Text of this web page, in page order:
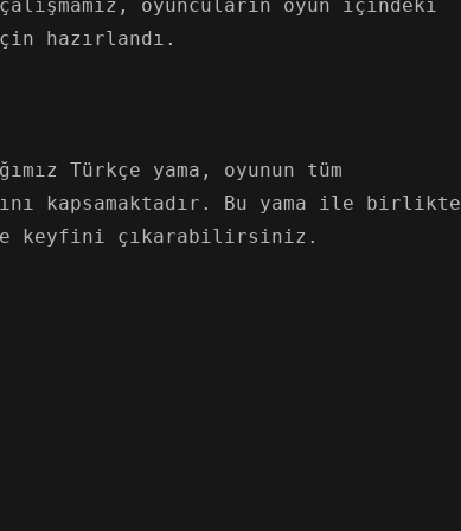
oyuncuların oyun içindeki
hazırlandı.
Türkçe yama, oyunun tüm
kapsamaktadır. Bu yama ile birlikte
keyfini çıkarabilirsiniz.